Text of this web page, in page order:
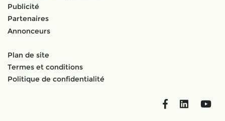
Publicité
Partenaires
Annonceurs
Plan de site
Termes et conditions
Politique de confidentialité
FacebookLinkedIn